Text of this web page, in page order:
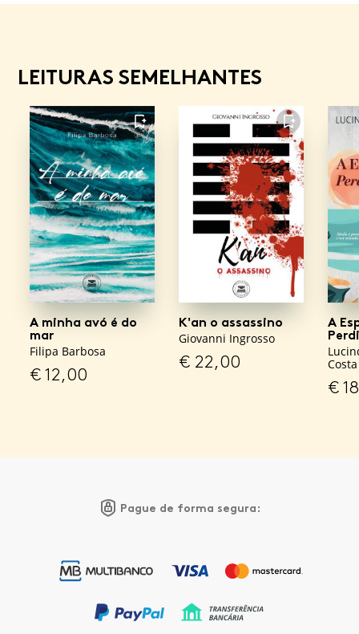
LEITURAS SEMELHANTES
FAVORITO
A minha avó é do
mar
Filipa Barbosa
€12,00
FAVORITO
K'an o assassino
Giovanni Ingrosso
€ 22,00
A
Costa
€
Pague de forma segura: